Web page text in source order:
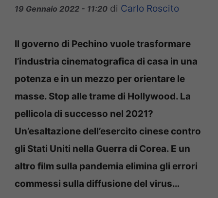
19 Gennaio 2022 - 11:20 di Carlo Roscito
Il governo di Pechino vuole trasformare
l’industria cinematografica di casa in una
potenza e in un mezzo per orientare le
masse. Stop alle trame di Hollywood. La
pellicola di successo nel 2021?
Un’esaltazione dell’esercito cinese contro
gli Stati Uniti nella Guerra di Corea. E un
altro film sulla pandemia elimina gli errori
commessi sulla diffusione del virus…